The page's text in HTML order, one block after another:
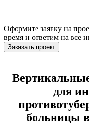
Оформите заявку на
время и ответим на все
Заказать проект
для
больницы